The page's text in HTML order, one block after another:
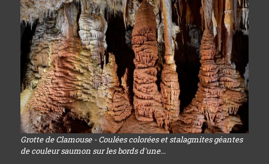
Grotte de Clamouse - Coulées colorées et stalagmites géantes
de couleur saumon sur les bords d'une...